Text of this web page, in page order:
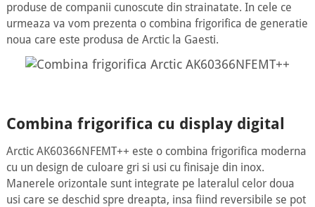
produse de companii cunoscute din strainatate. In cele ce
urmeaza va vom prezenta o combina frigorifica de generatie
noua care este produsa de Arctic la Gaesti.
Combina frigorifica cu display digital
Arctic AK60366NFEMT++ este o combina frigorifica moderna
cu un design de culoare gri si usi cu finisaje din inox.
Manerele orizontale sunt integrate pe lateralul celor doua
usi care se deschid spre dreapta, insa fiind reversibile se pot